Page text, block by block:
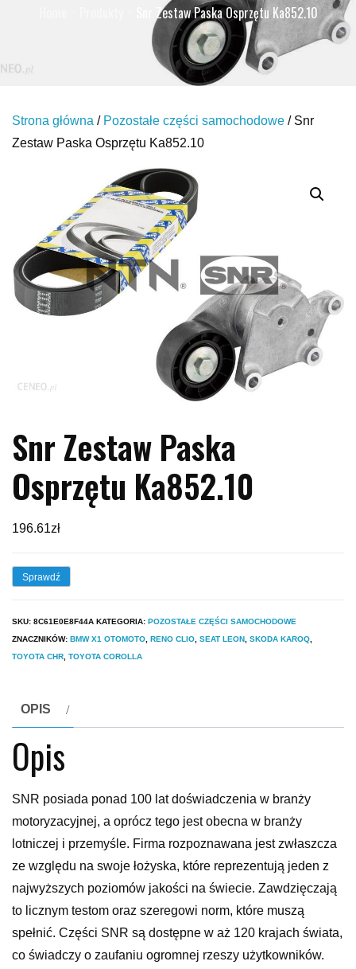
Snr Zestaw Paska Osprzętu Ka852.10
Strona główna / Pozostałe części samochodowe / Snr
Zestaw Paska Osprzętu Ka852.10
Snr Zestaw Paska
Osprzętu Ka852.10
196.61zł
Sprawdź
SKU: 8C61E0E8F44A KATEGORIA: POZOSTAŁE CZĘŚCI SAMOCHODOWE
ZNACZNIKÓW: BMW X1 OTOMOTO RENO CLIO SEAT LEON SKODA KAROQ
TOYOTA CHR TOYOTA COROLLA
OPIS
Opis
SNR posiada ponad 100 lat doświadczenia w branży
motoryzacyjnej, a oprócz tego jest obecna w branży
lotniczej i przemyśle. Firma rozpoznawana jest zwłaszcza
ze względu na swoje łożyska, które reprezentują jeden z
najwyższych poziomów jakości na świecie. Zawdzięczają
to licznym testom oraz szeregowi norm, które muszą
spełnić. Części SNR są dostępne w aż 120 krajach świata,
co świadczy o zaufaniu ogromnej rzeszy użytkowników.